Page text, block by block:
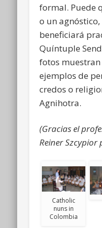
formal. Puede
o un
beneficiará
Quíntuple
fotos muestran
ejemplos de
credos o
Agnihotra.
(Gracias el
Reiner Szcypior
Catholic
nuns in
Colombia